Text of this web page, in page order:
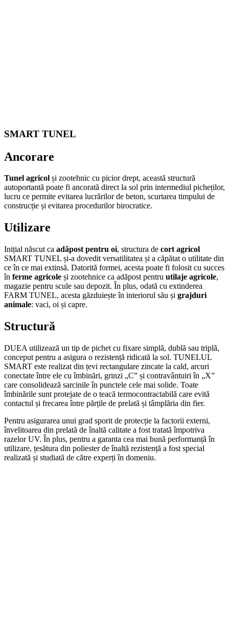
SMART TUNEL
Ancorare
Tunel agricol și zootehnic cu picior drept, această structură
autoportantă poate fi ancorată direct la sol prin intermediul picheților,
lucru ce permite evitarea lucrărilor de beton, scurtarea timpului de
construcție și evitarea procedurilor birocratice.
Utilizare
Inițial născut ca adăpost pentru oi, structura de cort agricol
SMART TUNEL și-a dovedit versatilitatea și a căpătat o utilitate din
ce în ce mai extinsă. Datorită formei, acesta poate fi folosit cu succes
în ferme agricole și zootehnice ca adăpost pentru utilaje agricole,
magazie pentru scule sau depozit. În plus, odată cu extinderea
FARM TUNEL, acesta găzduiește în interiorul său și grajduri
animale: vaci, oi și capre.
Structură
DUEA utilizează un tip de pichet cu fixare simplă, dublă sau triplă,
conceput pentru a asigura o rezistență ridicată la sol. TUNELUL
SMART este realizat din țevi rectangulare zincate la cald, arcuri
conectate între ele cu îmbinări, grinzi „C” și contravântuiri în „X”
care consolidează sarcinile în punctele cele mai solide. Toate
îmbinările sunt protejate de o teacă termocontractabilă care evită
contactul și frecarea între părțile de prelată și tâmplăria din fier.
Pentru asigurarea unui grad sporit de protecție la factorii externi,
învelitoarea din prelată de înaltă calitate a fost tratată împotriva
razelor UV. În plus, pentru a garanta cea mai bună performanță în
utilizare, țesătura din poliester de înaltă rezistență a fost special
realizată și studiată de către experți în domeniu.